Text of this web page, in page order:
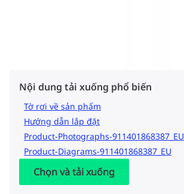
Nội dung tải xuống phổ biến
Tờ rơi về sản phẩm
Hướng dẫn lắp đặt
Product-Photographs-911401868387_EU
Product-Diagrams-911401868387_EU
Chọn và tải xuống